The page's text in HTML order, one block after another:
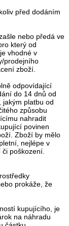
před dodáním
nebo předá ve
který od
vhodné v
prodejního
zboží.
odpovídající
do 14 dnů od
jakým platbu od
způsobu
nahradit
povinen
Zboží by mělo
nejlépe v
poškození.
prokáže, že
kupujícího, je
na náhradu